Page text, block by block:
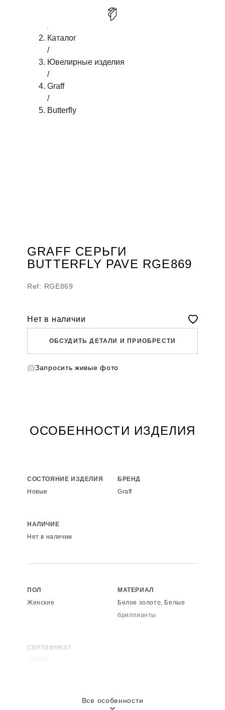
GRAFF СЕРЬГИ BUTTERFLY PAVE
Каталог
/
Ювелирные изделия
/
Graff
/
Butterfly
GRAFF СЕРЬГИ
BUTTERFLY PAVE RGE869
Ref: RGE869
Нет в наличии
ОБСУДИТЬ ДЕТАЛИ И ПРИОБРЕСТИ
WHATSAPP
Запросить живые фото
ОСОБЕННОСТИ ИЗДЕЛИЯ
СОСТОЯНИЕ ИЗДЕЛИЯ
Новые
БРЕНД
Graff
НАЛИЧИЕ
Нет в наличии
ПОЛ
Женские
МАТЕРИАЛ
Белое золото, Белые
бриллианты
СЕРТИФИКАТ
Все особенности